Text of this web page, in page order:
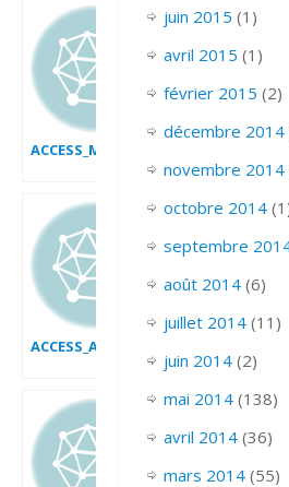
ACCESS_MODIFIER_LES_DONNEES
juin 2015 (1)
avril 2015 (1)
février 2015 (2)
décembre 2014
novembre 2014
octobre 2014
septembre
août 2014(6)
juillet 2014(11)
juin 2014(2)
mai 2014(138)
avril 2014(36)
mars 2014(55)